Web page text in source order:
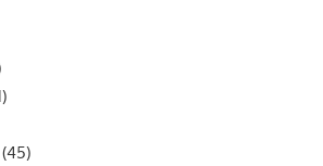
(45)